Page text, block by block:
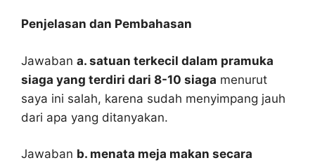
Penjelasan dan Pembahasan
Jawaban a. satuan terkecil dalam pramuka
siaga yang terdiri dari 8-10 siaga menurut
saya ini salah, karena sudah menyimpang jauh
dari apa yang ditanyakan.
Jawaban b. menata meja makan secara